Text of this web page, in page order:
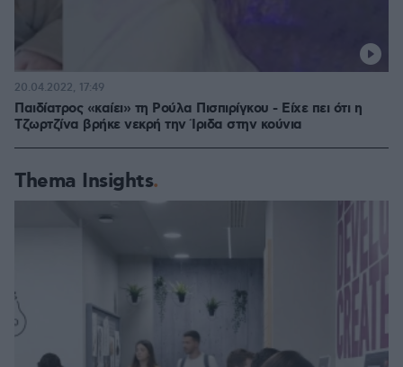
Παιδίατρος «καίει» τη Ρούλα Πισπιρίγκου - Είχε πει ότι η
Τζωρτζίνα βρήκε νεκρή την Ίριδα στην κούνια
20.04.2022, 17:49
Thema Insights